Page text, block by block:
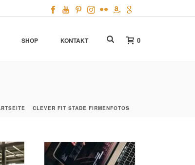
SHOP KONTAKT 0
CLEVER FIT STADE FIRMENFOTOS